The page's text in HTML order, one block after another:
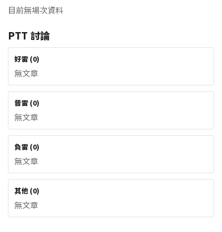
目前無場次資料
PTT 討論
好雷 (0)
無文章
普雷 (0)
無文章
負雷 (0)
無文章
其他 (0)
無文章